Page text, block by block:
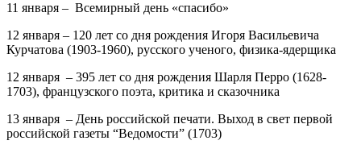
11 января – Всемирный день «спасибо»
12 января – 120 лет со дня рождения Игоря Васильевича
Курчатова (1903-1960), русского ученого, физика-ядерщика
12 января – 395 лет со дня рождения Шарля Перро (1628-
1703), французского поэта, критика и сказочника
13 января – День российской печати. Выход в свет первой
российской газеты “Ведомости” (1703)